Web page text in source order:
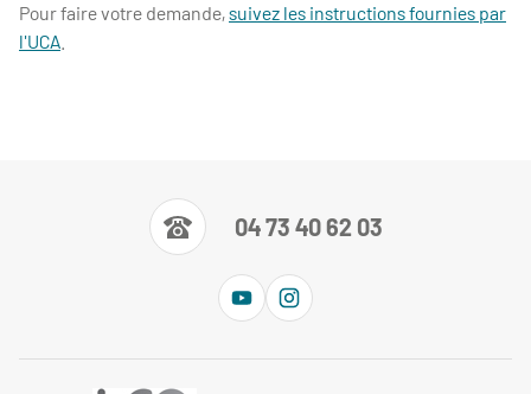
Pour faire votre demande,suivez les instructions fournies par
l'UCA
04 73 40 62 03